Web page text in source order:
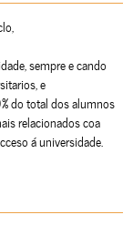
sempre e cando
e
do total dos alumnos
relacionados coa
á universidade.